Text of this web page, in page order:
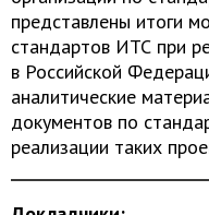
представлены итоги
стандартов ИТС при
в Российской
аналитические
документов по
реализации таких